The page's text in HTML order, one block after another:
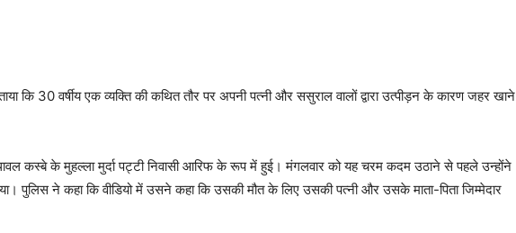
कि 30 वर्षीय एक व्यक्ति की कथित तौर पर अपनी पत्नी और ससुराल वालों द्वारा उत्पीड़न के कारण जहर खाने
कस्बे के मुहल्ला मुर्दा पट्टी निवासी आरिफ के रूप में हुई। मंगलवार को यह चरम कदम उठाने से पहले उन्होंने
पुलिस ने कहा कि वीडियो में उसने कहा कि उसकी मौत के लिए उसकी पत्नी और उसके माता-पिता जिम्मेदार